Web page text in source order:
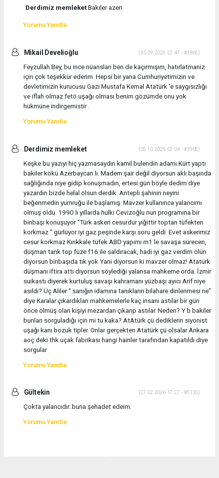
Derdimiz memleketBakiler azeri
Yorumu Yanıtla
Mikail Develioğlu (30.09.2025 22:47 - #3865)
Feyzullah Bey, bu ince nüansları ben de kaçırmışım, hatırlatmaniz
için çok teşekkür ederim. Hepsi bir yana Cumhuriyetimizin ve
devletimizin kurucusu Gazi Mustafa Kemal Atatürk 'e saygısızlığı
ve iflah olmaz fetö uşağı olması benim gözümde onu yok
hükmüne indirgemistir .
Yorumu Yanıtla
Derdimiz memleket (05.10.2025 02:04 - #3905)
Keşke bu yazıyı hiç yazmasaydın kamil bulendin adamı Kürt yaptı
bakiler kökü Azerbaycan lı. Madem şair değil diyorsun aklı başında
sağlığında niye gidip konuşmadın, ertesi gün böyle dedim diye
yazardın bizde helal olsun derdik. Antepli şahinin neyini
beğenmedin yumruğu ile başlamış. Mavzer kullanınca yalancımı
olmuş oldu. 1990 lı yıllarda hulki Cevizoğlu nun programına bir
binbaşı konuşuyor “Türk askeri cesurdur yiğittir toptan tüfekten
korkmaz “ gürlüyor iyi gaz peşinde karşı soru geldi. Evet askerimiz
cesur korkmaz Kırıkkale tüfek ABD yapımı m1 le savaşa sürecen,
düşman tank top füze f16 ile saldıracak, hadi iyi gaz verdim ölün
diyorsun binbaşıda tık yok Yani diyorsun ki mavzer olmaz! Atatürk
düşmanı iftira attı diyorsun söylediği yalansa mahkeme orda. İzmir
suikastı diyerek kurtuluş savaşı kahramanı yüzbaşı ayıcı Arif niye
asıldı? Üç Aliler “ sanığın idamına tanıkların bilahare dinlenmesi ne”
diye Karalar çıkardıkları mahkemelerle kaç insanı astılar bir gün
önce ölmüş olan kişiyi mezardan çıkarıp astılar. Neden? Y b bakiler
bunları sorguladığı için mi tu kaka? AtAtürk çü dediklerin siyonist
uşağı kanı bozuk tipler. Onlar gerçekten Atatürk çü olsalar Ankara
aoç deki thk uçak fabrikası hangi hainler tarafından kapatıldı diye
sorgular
Yorumu Yanıtla
Gültekin (27.02.2026 17:27 - #5135)
Çokta yalancıdır..buna şehadet edeim.
Yorumu Yanıtla